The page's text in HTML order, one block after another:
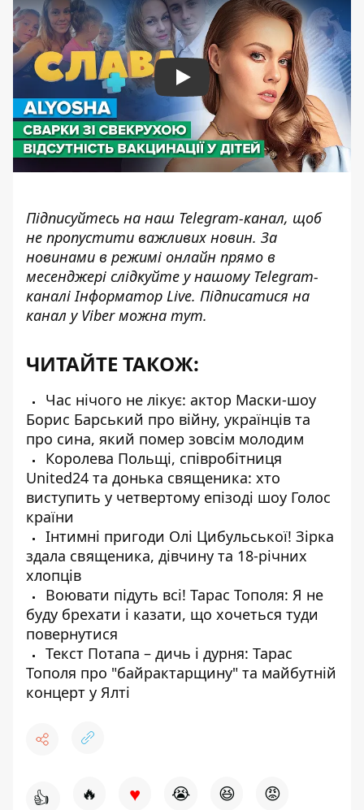
Play
Підписуйтесь на наш Telegram-канал, щоб
не пропустити важливих новин. За
новинами в режимі онлайн прямо в
месенджері слідкуйте у нашому Telegram-
каналі Інформатор Live. Підписатися на
канал у Viber можна тут.
ЧИТАЙТЕ ТАКОЖ:
Час нічого не лікує: актор Маски-шоу
Борис Барський про війну, українців та
про сина, який помер зовсім молодим
Королева Польщі, співробітниця
United24 та донька священика: хто
виступить у четвертому епізоді шоу Голос
країни
Інтимні пригоди Олі Цибульської! Зірка
здала священика, дівчину та 18-річних
хлопців
Воювати підуть всі! Тарас Тополя: Я не
буду брехати і казати, що хочеться туди
повернутися
Текст Потапа – дичь і дурня: Тарас
Тополя про "байрактарщину" та майбутній
концерт у Ялті
👍 🔥 ♥ 😭 😆 😡